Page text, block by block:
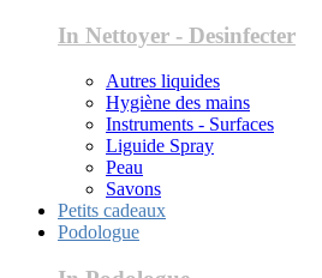
In Nettoyer - Desinfecter
Autres liquides
Hygiène des mains
Instruments - Surfaces
Liguide Spray
Peau
Savons
Petits cadeaux
Podologue